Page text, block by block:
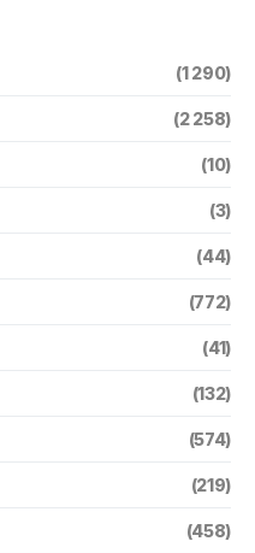
(1 290)
(2 258)
(10)
(3)
(44)
(772)
(41)
(132)
(574)
(219)
(458)